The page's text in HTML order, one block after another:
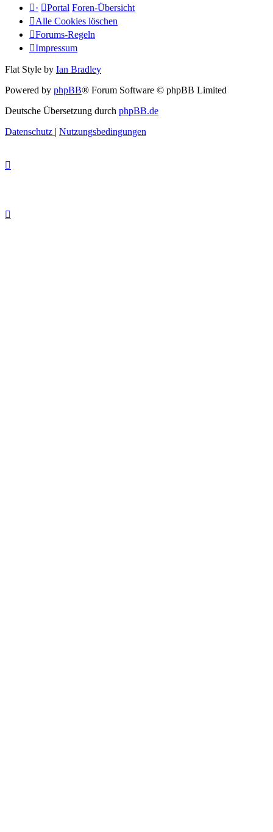
· Portal Foren-Übersicht
Alle Cookies löschen
Forums-Regeln
Impressum
Flat Style by Ian Bradley
Powered by phpBB® Forum Software © phpBB Limited
Deutsche Übersetzung durch phpBB.de
Datenschutz | Nutzungsbedingungen